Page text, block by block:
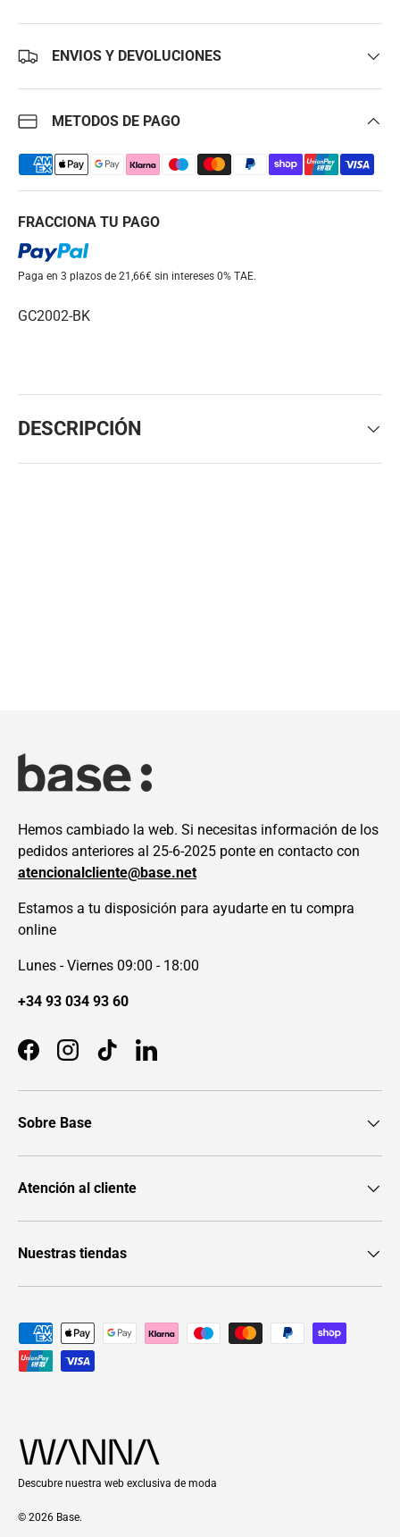
ENVIOS Y DEVOLUCIONES
METODOS DE PAGO
FRACCIONA TU PAGO
Paga en 3 plazos de 21,66€ sin intereses 0% TAE.
GC2002-BK
DESCRIPCIÓN
Hemos cambiado la web. Si necesitas información de los
pedidos anteriores al 25-6-2025 ponte en contacto con
atencionalcliente@base.net
Estamos a tu disposición para ayudarte en tu compra
online
Lunes - Viernes 09:00 - 18:00
+34 93 034 93 60
FacebookInstagramTikTokLinkedIn
Sobre Base
Atención al cliente
Nuestras tiendas
Formas de pago aceptadas
Descubre nuestra web exclusiva de moda
© 2026 Base.